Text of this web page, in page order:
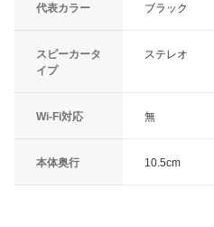
代表カラー ブラック
スピーカータ
イプ
ステレオ
Wi-Fi対応 無
本体奥行 10.5cm